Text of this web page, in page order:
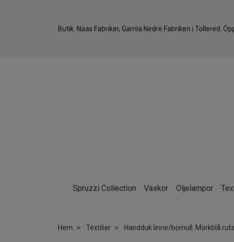
Butik: Nääs Fabriker, Gamla Nedre Fabriken i Tollered.
Spruzzi Collection Väskor Oljelampor
Hem Textilier Handduk linne/bomull. Mörkblå ruta.